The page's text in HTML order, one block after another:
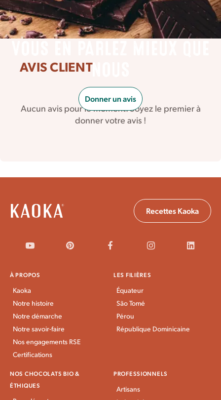
NOUS
Donner un avis
AVIS CLIENT
Aucun avis pour le moment. Soyez le premier à
donner votre avis !
Recettes Kaoka
À PROPOS
Kaoka
Notre histoire
Notre démarche
Notre savoir-faire
Nos engagements RSE
Certifications
LES FILIÈRES
Équateur
São Tomé
Pérou
République Dominicaine
NOS CHOCOLATS BIO &
ÉTHIQUES
PROFESSIONNELS
Artisans